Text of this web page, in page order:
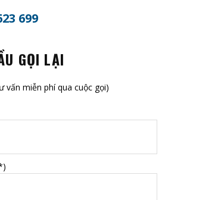
699
GỌI LẠI
vấn miễn phí qua cuộc gọi)